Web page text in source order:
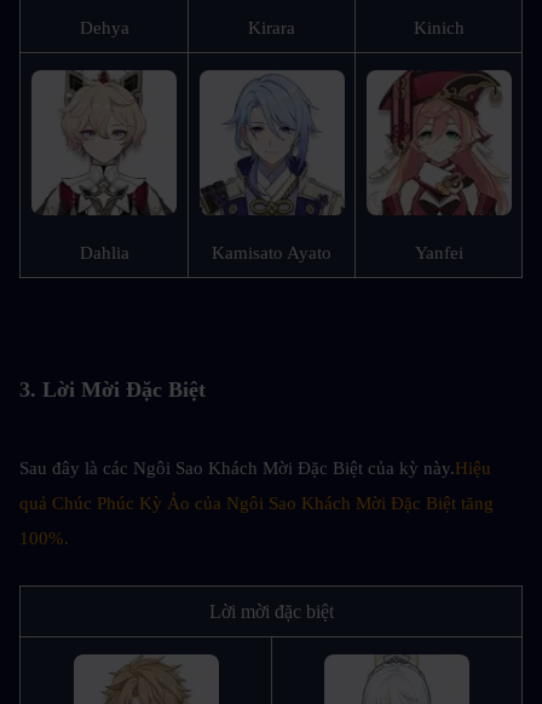
Dehya Kirara Kinich
Dahlia Kamisato Ayato Yanfei
3. Lời Mời Đặc Biệt
Sau đây là các Ngôi Sao Khách Mời Đặc Biệt của kỳ này.Hiệu
quả Chúc Phúc Kỳ Ảo của Ngôi Sao Khách Mời Đặc Biệt tăng
100%.
Lời mời đặc biệt